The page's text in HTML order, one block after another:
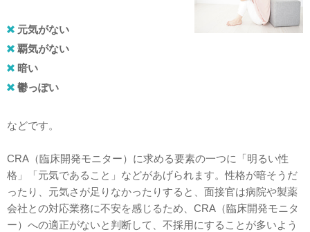
元気がない
覇気がない
暗い
鬱っぽい
などです。
CRA（臨床開発モニター）に求める要素の一つに「明るい性
格」「元気であること」などがあげられます。性格が暗そうだ
ったり、元気さが足りなかったりすると、面接官は病院や製薬
会社との対応業務に不安を感じるため、CRA（臨床開発モニタ
ー）への適正がないと判断して、不採用にすることが多いよう